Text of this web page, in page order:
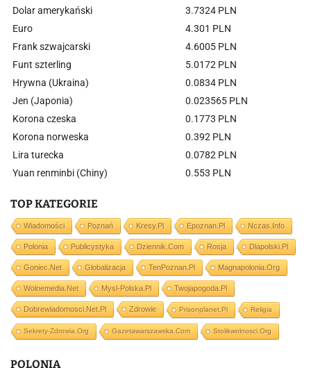
Dolar amerykański
3.7324 PLN
Euro
4.301 PLN
Frank szwajcarski
4.6005 PLN
Funt szterling
5.0172 PLN
Hrywna (Ukraina)
0.0834 PLN
Jen (Japonia)
0.023565 PLN
Korona czeska
0.1773 PLN
Korona norweska
0.392 PLN
Lira turecka
0.0782 PLN
Yuan renminbi (Chiny)
0.553 PLN
TOP KATEGORIE
Wiadomości Poznań Kresy.pl Epoznan.pl Nczas.info
Polonia Publicystyka Dziennik.com Rosja Dlapolski.pl
Goniec.net Globalizacja TenPoznan.pl Magnapolonia.org
Wolnemedia.net Mysl-Polska.pl Twojapogoda.pl
Dobrewiadomosci.net.pl Zdrowie Prisonplanet.pl Religia
Sekrety-Zdrowia.org Gazetawarszawska.com Stolikwolnosci.org
POLONIA